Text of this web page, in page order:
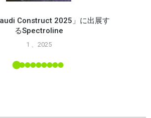
Construct 2025」に出展す
るSpectroline
1 、2025